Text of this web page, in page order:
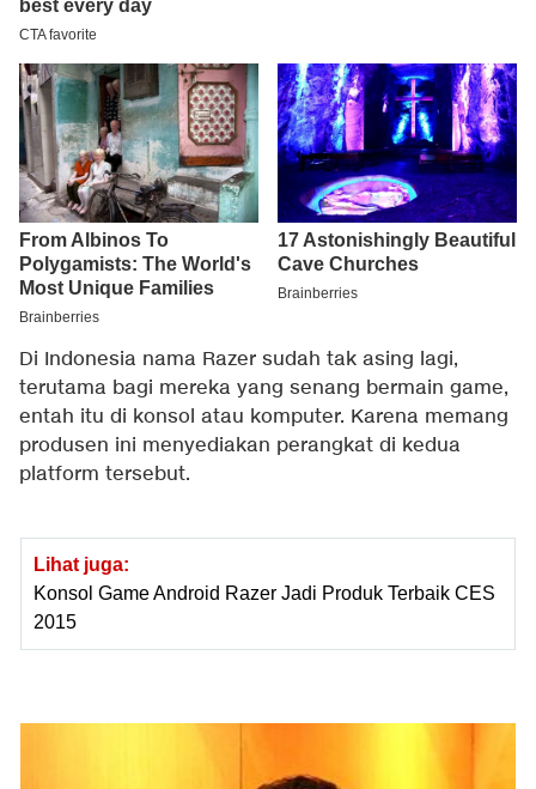
Di Indonesia nama Razer sudah tak asing lagi,
terutama bagi mereka yang senang bermain game,
entah itu di konsol atau komputer. Karena memang
produsen ini menyediakan perangkat di kedua
platform tersebut.
Lihat juga:
Konsol Game Android Razer Jadi Produk Terbaik CES
2015